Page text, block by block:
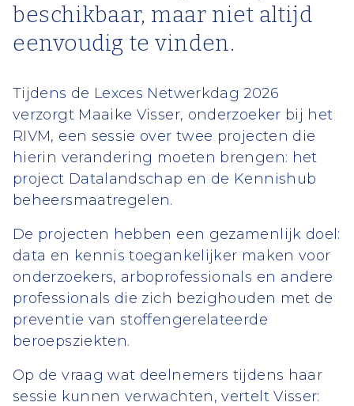
beschikbaar, maar niet altijd
eenvoudig te vinden.
Tijdens de Lexces Netwerkdag 2026
verzorgt Maaike Visser, onderzoeker bij het
RIVM, een sessie over twee projecten die
hierin verandering moeten brengen: het
project Datalandschap en de Kennishub
beheersmaatregelen.
De projecten hebben een gezamenlijk doel:
data en kennis toegankelijker maken voor
onderzoekers, arboprofessionals en andere
professionals die zich bezighouden met de
preventie van stoffengerelateerde
beroepsziekten.
Op de vraag wat deelnemers tijdens haar
sessie kunnen verwachten, vertelt Visser: